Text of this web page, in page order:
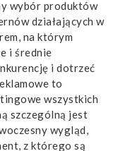
wybór produktów
działających w
na którym
i średnie
i dotrzeć
to
wszystkich
szczególną jest
wygląd,
z którego są